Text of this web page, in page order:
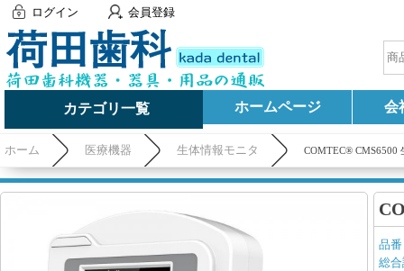
ログイン 会員登録
カテゴリ一覧 ホームページ 会
ホーム 医療機器 生体情報モニタ COMTEC® CMS6500
品
総